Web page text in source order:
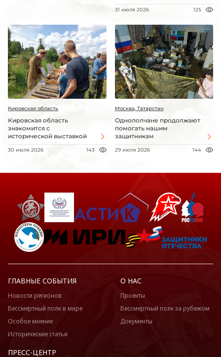
31 июля 2026 125
Кировская область
Кировская область
знакомится с
исторической выставкой
30 июля 2026 143
Москва, Татарстан
Однополчане продолжают
помогать нашим
защитникам
29 июля 2026 144
ГЛАВНЫЕ СОБЫТИЯ
Новости регионов
Бессмертный полк в мире
Особое мнение
Исторические статьи
О НАС
Проекты
Бессмертный полк за рубежом
Документы
ПРЕСС-ЦЕНТР